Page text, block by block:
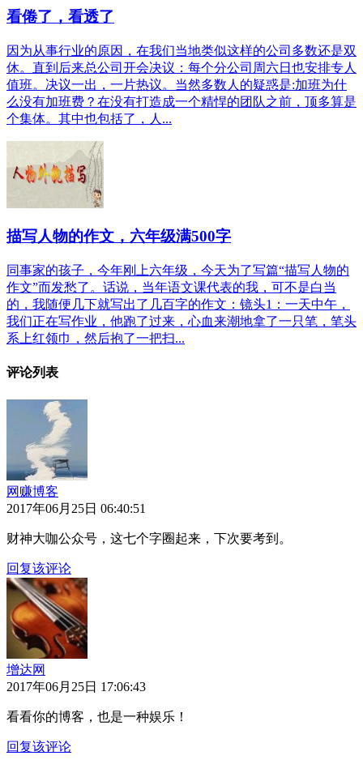
看倦了，看透了
因为从事行业的原因，在我们当地类似这样的公司多数还是双
休。直到后来总公司开会决议：每个分公司周六日也安排专人
值班。决议一出，一片热议。当然多数人的疑惑是:加班为什
么没有加班费？在没有打造成一个精悍的团队之前，顶多算是
个集体。其中也包括了，人...
描写人物的作文，六年级满500字
同事家的孩子，今年刚上六年级，今天为了写篇“描写人物的
作文”而发愁了。话说，当年语文课代表的我，可不是白当
的，我随便几下就写出了几百字的作文：镜头1：一天中午，
我们正在写作业，他跑了过来，心血来潮地拿了一只笔，笔头
系上红领巾，然后抱了一把扫...
评论列表
网赚博客
2017年06月25日 06:40:51
财神大咖公众号，这七个字圈起来，下次要考到。
回复该评论
增达网
2017年06月25日 17:06:43
看看你的博客，也是一种娱乐！
回复该评论